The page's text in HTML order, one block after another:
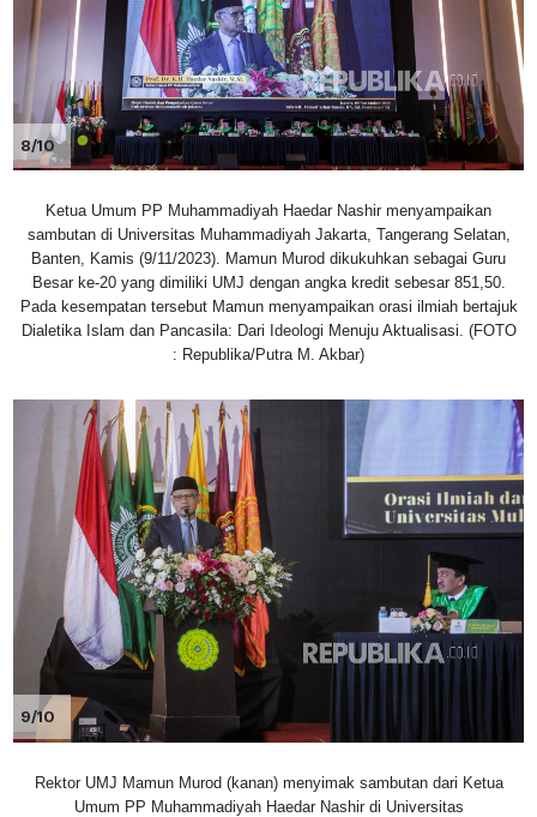
8/10
Ketua Umum PP Muhammadiyah Haedar Nashir menyampaikan
sambutan di Universitas Muhammadiyah Jakarta, Tangerang Selatan,
Banten, Kamis (9/11/2023). Mamun Murod dikukuhkan sebagai Guru
Besar ke-20 yang dimiliki UMJ dengan angka kredit sebesar 851,50.
Pada kesempatan tersebut Mamun menyampaikan orasi ilmiah bertajuk
Dialetika Islam dan Pancasila: Dari Ideologi Menuju Aktualisasi. (FOTO
: Republika/Putra M. Akbar)
9/10
Rektor UMJ Mamun Murod (kanan) menyimak sambutan dari Ketua
Umum PP Muhammadiyah Haedar Nashir di Universitas